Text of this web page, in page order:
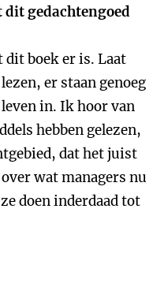
gedachtengoed
dit boek er is. Laat
er staan genoeg
in. Ik hoor van
hebben gelezen,
dat het juist
wat managers nu
doen inderdaad tot